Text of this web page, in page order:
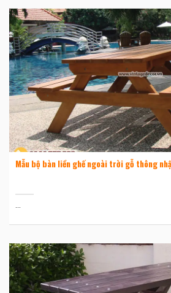
Mẫu bộ bàn liền ghế ngoài trời gỗ thông
...